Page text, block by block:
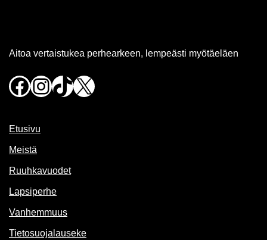
Aitoa vertaistukea perhearkeen, lempeästi myötäeläen
Facebook
Instagram
TikTok
X
Etusivu
Meistä
Ruuhkavuodet
Lapsiperhe
Vanhemmuus
Tietosuojalauseke